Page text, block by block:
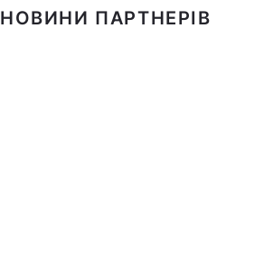
НОВИНИ ПАРТНЕРІВ